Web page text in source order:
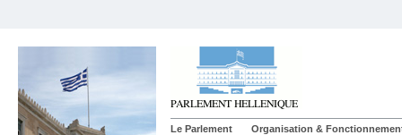
Le Parlement Organisation &